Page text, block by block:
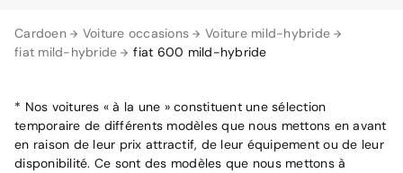
Cardoen Voiture occasions
Voiture mild-hybride
fiat mild-hybride
fiat 600 mild-hybride
* Nos voitures « à la une » constituent une sélection
temporaire de différents modèles que nous mettons en avant
en raison de leur prix attractif, de leur équipement ou de leur
disponibilité. Ce sont des modèles que nous mettons à